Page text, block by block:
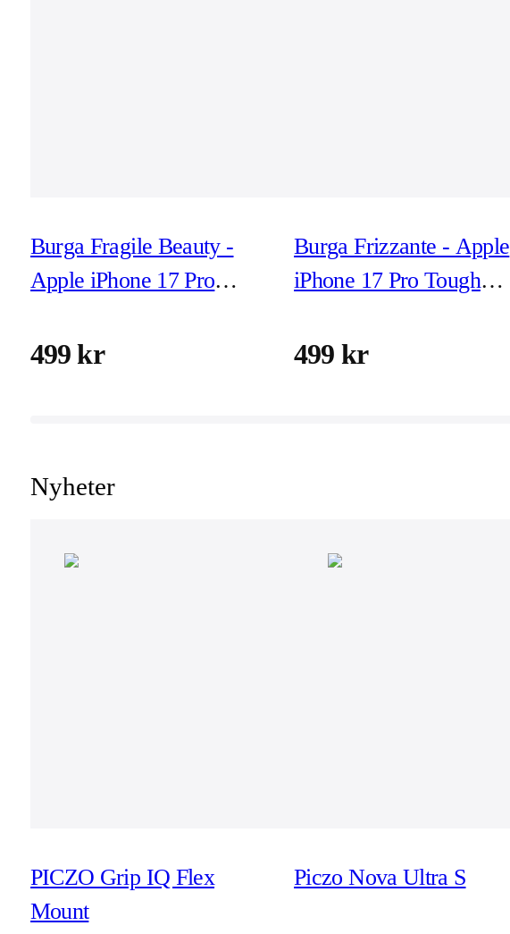
Burga Fragile Beauty -
Apple iPhone 17 Pro
Skyddsskal
499 kr
Burga Frizzante - Apple
iPhone 17 Pro Tough
499 kr
Nyheter
PICZO Grip IQ Flex
Mount
Piczo Nova Ultra S